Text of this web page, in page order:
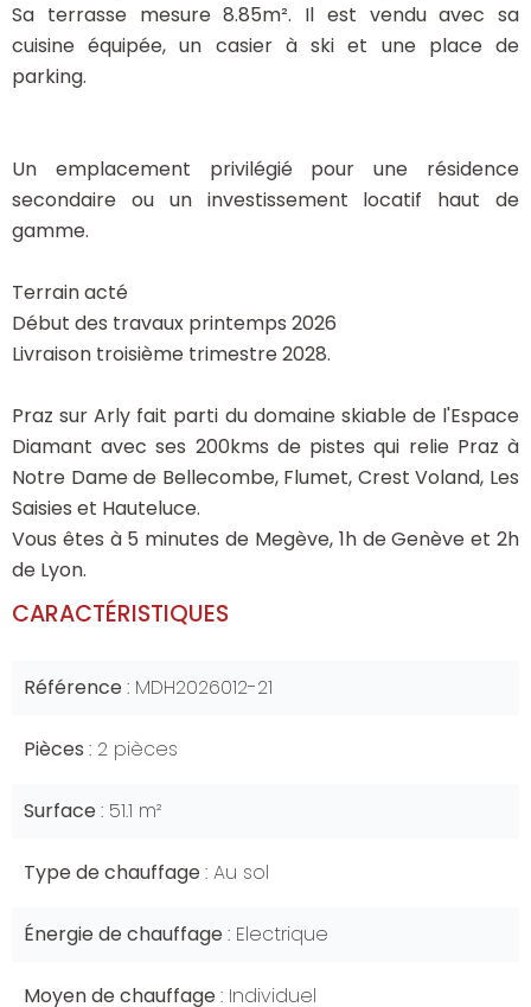
Sa terrasse mesure 8.85m². Il est vendu avec sa
cuisine équipée, un casier à ski et une place de
parking.
Un emplacement privilégié pour une résidence
secondaire ou un investissement locatif haut de
gamme.
Terrain acté
Début des travaux printemps 2026
Livraison troisième trimestre 2028.
Praz sur Arly fait parti du domaine skiable de l'Espace
Diamant avec ses 200kms de pistes qui relie Praz à
Notre Dame de Bellecombe, Flumet, Crest Voland, Les
Saisies et Hauteluce.
Vous êtes à 5 minutes de Megève, 1h de Genève et 2h
de Lyon.
CARACTÉRISTIQUES
Référence MDH2026012-21
Pièces 2 pièces
Surface 51.1 m²
Type de chauffage Au sol
Énergie de chauffage Electrique
Moyen de chauffage Individuel